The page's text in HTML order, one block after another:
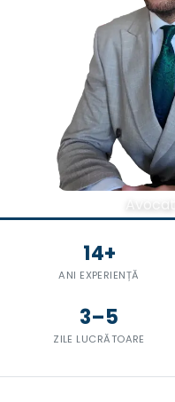
14+
ANI EXPERIENȚĂ
3–5
ZILE LUCRĂTOARE